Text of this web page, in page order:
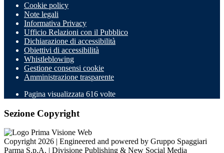
Cookie policy
Note legali
Informativa Privacy
Ufficio Relazioni con il Pubblico
Dichiarazione di accessibilità
Obiettivi di accessibilità
Whistleblowing
Gestione consensi cookie
Amministrazione trasparente
Pagina visualizzata 616 volte
Sezione Copyright
Copyright 2026 | Engineered and powered by Gruppo Spaggiari
Parma S.p.A. | Divisione Publishing & New Social Media